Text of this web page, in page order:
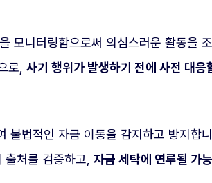
모니터링함으로써 의심스러운 활동을
로, 사기 행위가 발생하기 전에 사전 대
불법적인 자금 이동을 감지하고 방지
처를 검증하고, 자금 세탁에 연루될 가